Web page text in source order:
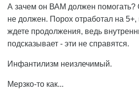
А зачем он ВАМ должен помогать?
не должен. Порох отработал на
ждете продолжения, ведь
подсказывает - эти не справятся.
Инфантилизм неизлечимый.
Мерзко-то как...